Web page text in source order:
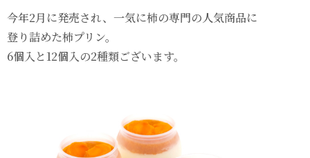
今年2月に発売され、一気に柿の専門の人気商品に
登り詰めた柿プリン。
6個入と12個入の2種類ございます。